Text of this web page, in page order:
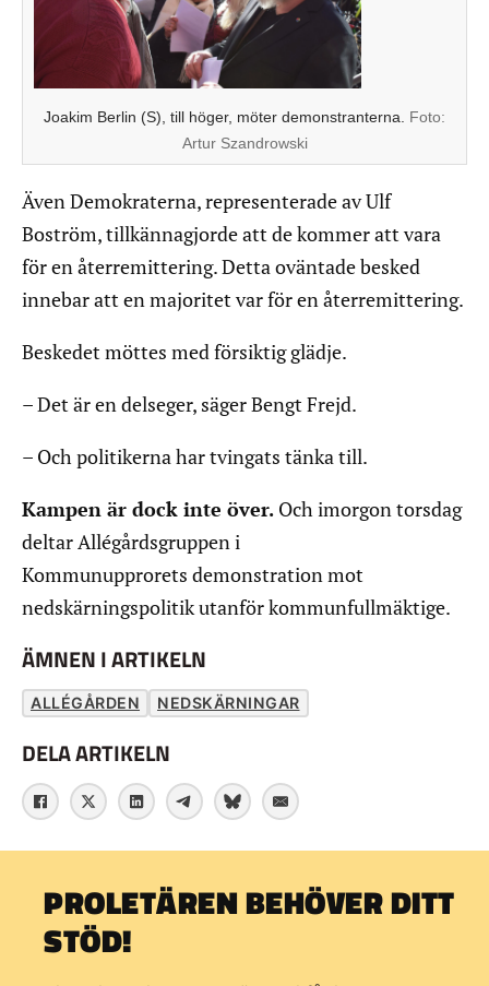
Joakim Berlin (S), till höger, möter demonstranterna. Foto:
Artur Szandrowski
Även Demokraterna, representerade av Ulf
Boström, tillkännagjorde att de kommer att vara
för en återremittering. Detta oväntade besked
innebar att en majoritet var för en återremittering.
Beskedet möttes med försiktig glädje.
– Det är en delseger, säger Bengt Frejd.
– Och politikerna har tvingats tänka till.
Kampen är dock inte över. Och imorgon torsdag
deltar Allégårdsgruppen i
Kommunupprorets demonstration mot
nedskärningspolitik utanför kommunfullmäktige.
ÄMNEN I ARTIKELN
ALLÉGÅRDEN NEDSKÄRNINGAR
DELA ARTIKELN
PROLETÄREN BEHÖVER DITT
STÖD!